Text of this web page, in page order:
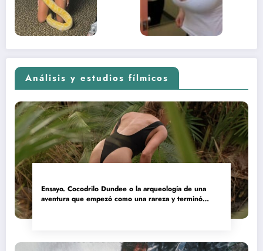
Análisis y estudios fílmicos
Ensayo. Cocodrilo Dundee o la arqueología de una
aventura que empezó como una rareza y terminó